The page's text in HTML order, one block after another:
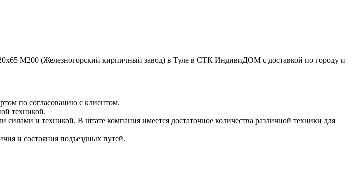
М200 (Железногорский кирпичный завод) в Туле в СТК ИндивиДОМ с доставкой по городу и
по согласованию с клиентом.
техникой.
и техникой. В штате компания имеется достаточное количества различной техники для
и состояния подъездных путей.